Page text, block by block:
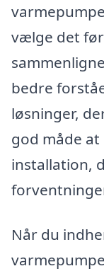
vælge det
bedre
løsninger,
god måde
installation,
Når du